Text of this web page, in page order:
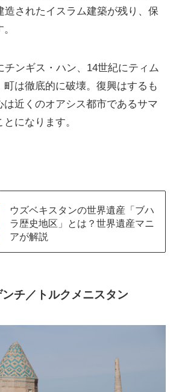
造されたイスラム建築が残り、保
チンギス・ハン、14世紀にティム
町は徹底的に破壊。復興はするも
は近くのオアシス都市であるサマ
になります。
ウズベキスタンの世界遺産「ブハ
ラ歴史地区」とは？世界遺産マニ
アが解説
チ／トルクメニスタン